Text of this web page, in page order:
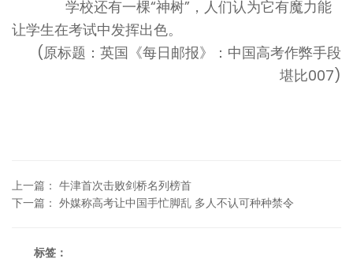
学校还有一棵“神树”，人们认为它有魔力能
让学生在考试中发挥出色。
(原标题：英国《每日邮报》：中国高考作弊手段
堪比007)
上一篇 ： 牛津首次击败剑桥名列榜首
下一篇 ： 外媒称高考让中国手忙脚乱 多人不认可种种禁令
标签：